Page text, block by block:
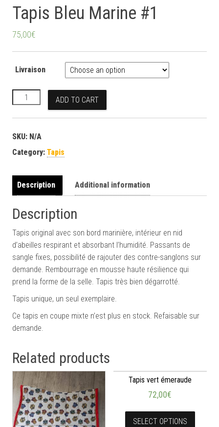
Tapis Bleu Marine #1
75,00€
Livraison
Tapis Bleu Marine #1 quantity
ADD TO CART
SKU: N/A
Category: Tapis
Description Additional information
Description
Tapis original avec son bord marinière, intérieur en nid
d’abeilles respirant et absorbant l’humidité. Passants de
sangle fixes, possibilité de rajouter des contre-sanglons sur
demande. Rembourrage en mousse haute résilience qui
prend la forme de la selle. Tapis très bien dégarrotté.
Tapis unique, un seul exemplaire.
Ce tapis en coupe mixte n’est plus en stock. Refaisable sur
demande.
Related products
Tapis vert émeraude
72,00€
SELECT OPTIONS